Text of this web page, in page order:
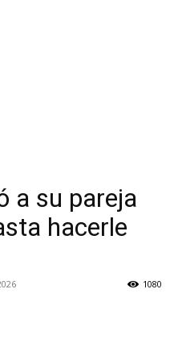
a su pareja
hacerle
1080